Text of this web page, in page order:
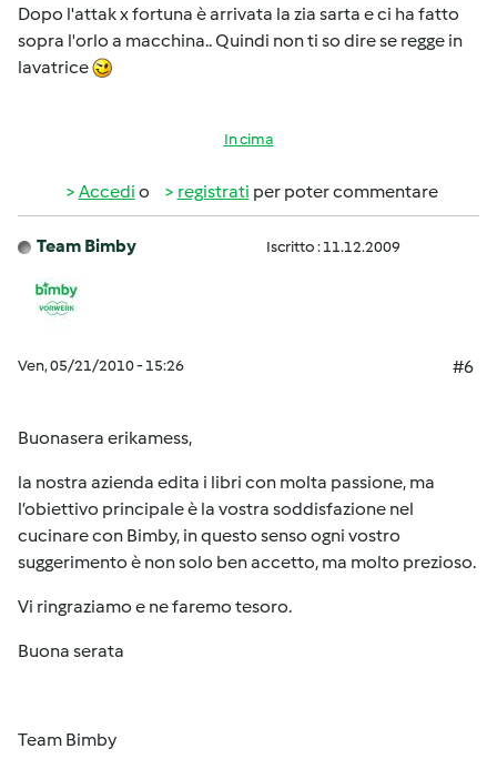
Dopo l'attak x fortuna è arrivata la zia sarta e ci ha fatto
sopra l'orlo a macchina.. Quindi non ti so dire se regge in
lavatrice
In cima
Accedi o registrati per poter commentare
Team Bimby Iscritto : 11.12.2009
Ven, 05/21/2010 - 15:26 #6
Buonasera erikamess,
la nostra azienda edita i libri con molta passione, ma
l’obiettivo principale è la vostra soddisfazione nel
cucinare con Bimby, in questo senso ogni vostro
suggerimento è non solo ben accetto, ma molto prezioso.
Vi ringraziamo e ne faremo tesoro.
Buona serata
Team Bimby